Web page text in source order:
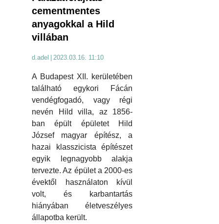
cementmentes
anyagokkal a Hild
villában
d.adel 2023.03.16. 11:10
A Budapest XII. kerületében
található egykori Fácán
vendégfogadó, vagy régi
nevén Hild villa, az 1856-
ban épült épületet Hild
József magyar építész, a
hazai klasszicista építészet
egyik legnagyobb alakja
tervezte. Az épület a 2000-es
évektől használaton kívül
volt, és karbantartás
hiányában életveszélyes
állapotba került.